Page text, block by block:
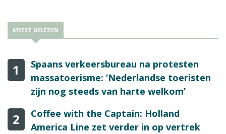
MEEST GELEZEN
1
Spaans verkeersbureau na protesten
massatoerisme: ‘Nederlandse toeristen
zijn nog steeds van harte welkom’
2
Coffee with the Captain: Holland
America Line zet verder in op vertrek